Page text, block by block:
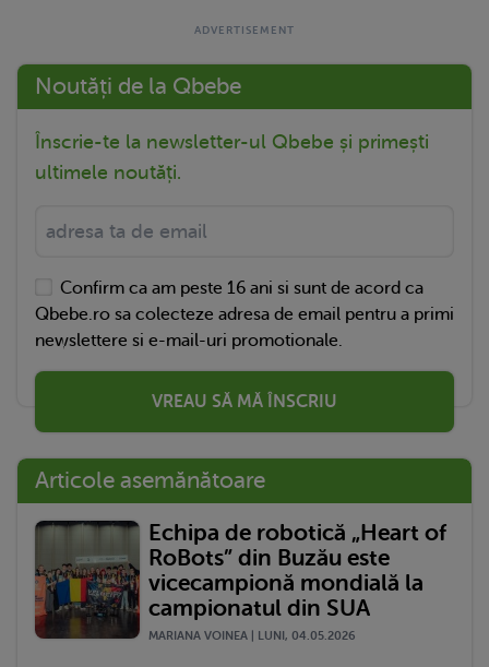
Noutăți de la Qbebe
Înscrie-te la newsletter-ul Qbebe și primești
ultimele noutăți.
Confirm ca am peste 16 ani si sunt de acord ca
Qbebe.ro sa colecteze adresa de email pentru a primi
newslettere si e-mail-uri promotionale.
VREAU SĂ MĂ ÎNSCRIU
Articole asemănătoare
Echipa de robotică „Heart of
RoBots” din Buzău este
vicecampionă mondială la
campionatul din SUA
MARIANA VOINEA | LUNI, 04.05.2026